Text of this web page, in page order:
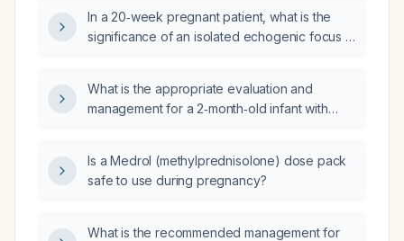
approach for the abdominal pain?
In a 20‑week pregnant patient, what is the
significance of an isolated echogenic focus in
What is the appropriate evaluation and
management for a 2‑month‑old infant with
Is a Medrol (methylprednisolone) dose pack
safe to use during pregnancy?
What is the recommended management for